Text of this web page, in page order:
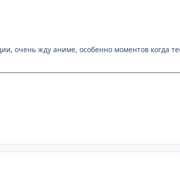
очень жду аниме, особенно моментов когда